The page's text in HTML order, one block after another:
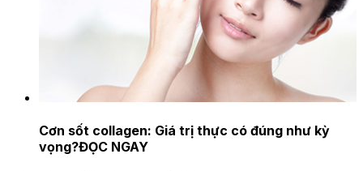
Cơn sốt collagen: Giá trị thực có đúng như kỳ
vọng?ĐỌC NGAY